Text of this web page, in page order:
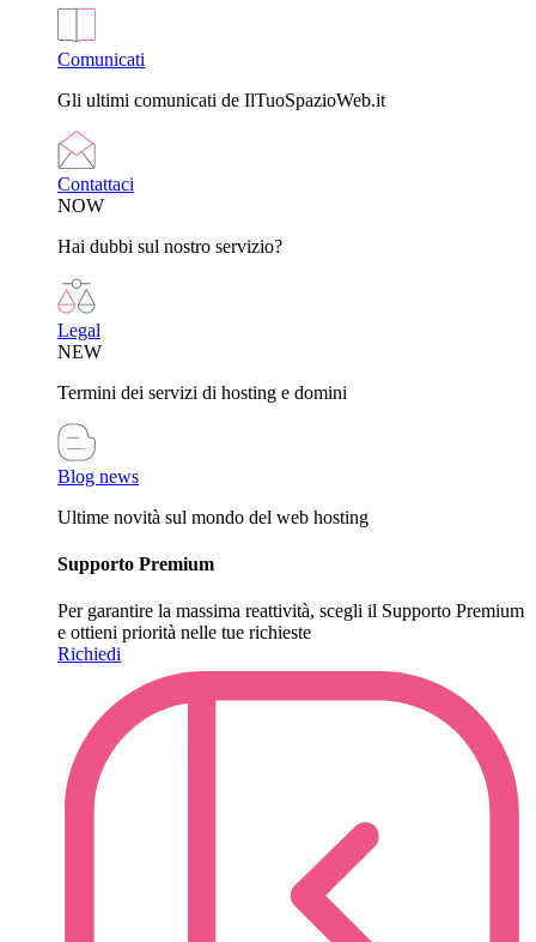
Comunicati
Gli ultimi comunicati de IlTuoSpazioWeb.it
Contattaci
NOW
Hai dubbi sul nostro servizio?
Legal
NEW
Termini dei servizi di hosting e domini
Blog news
Ultime novità sul mondo del web hosting
Supporto Premium
Per garantire la massima reattività, scegli il Supporto Premium
e ottieni priorità nelle tue richieste
Richiedi